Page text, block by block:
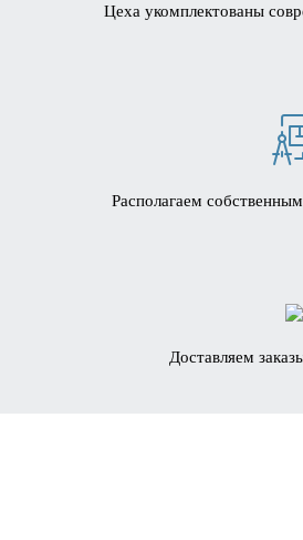
Цеха укомплектованы
Располагаем
Доставляем